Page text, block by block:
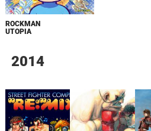
ROCKMAN
UTOPIA
2014